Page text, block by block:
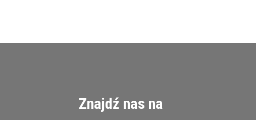
Znajdź nas na